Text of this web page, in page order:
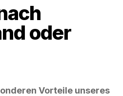
oder
Vorteile unseres